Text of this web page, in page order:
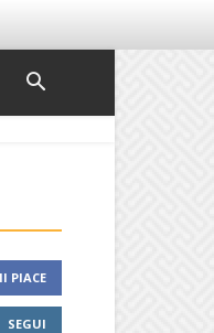
PIACE
SEGUI